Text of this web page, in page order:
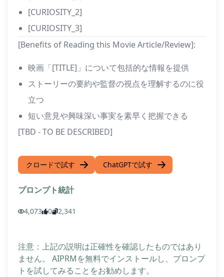
[CURIOSITY_2]
[CURIOSITY_3]
[Benefits of Reading this Movie Article/Review]:
映画「[TITLE]」について包括的な情報を提供
ストーリーの要約や監督の視点を理解するのに役
立つ
短い意見や興味深い事実を素早く把握できる
[TBD - TO BE DESCRIBED]
クロードで試す ChatGPTで試す
プロンプト統計
4,073 0 2,341
注意：上記の説明は正確性を確認したものではあり
ません。 AIPRMを無料でインストールし、プロンプ
トを試してみることをお勧めします。